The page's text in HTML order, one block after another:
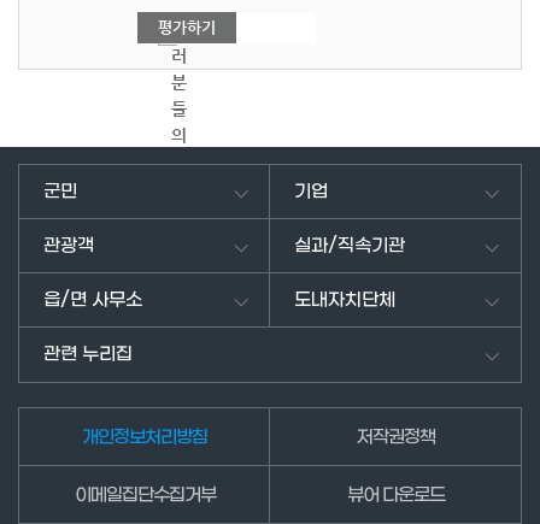
여
러
분
들
의
의
을
군민 기업
관광객 실과/직속기관
읍/면 사무소 도내자치단체
관련 누리집
개인정보처리방침 저작권정책
이메일집단수집거부 뷰어 다운로드